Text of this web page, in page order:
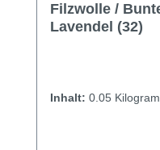
Filzwolle /
Lavendel (32)
Inhalt: 0.05